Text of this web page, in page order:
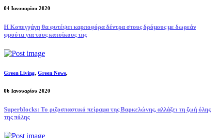
04 Ιανουαρίου 2020
Η Κοπεγχάγη θα φυτέψει καρποφόρα δέντρα στους δρόμους με δωρεάν
φρούτα για τους κατοίκους της
Green Living, Green News,
06 Ιανουαρίου 2020
Superblocks: Το ριζοσπαστικό πείραμα της Βαρκελώνης, αλλάζει τη ζωή όλης
της πόλης